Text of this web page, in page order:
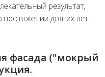
результат,
долгих лет.
фасада ("мокрый